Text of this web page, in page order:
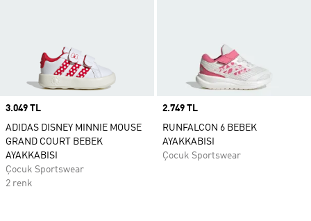
Price
3.049 TL
ADIDAS DISNEY MINNIE MOUSE
GRAND COURT BEBEK
AYAKKABISI
Çocuk Sportswear
2 renk
Price
2.749 TL
RUNFALCON 6 BEBEK
AYAKKABISI
Çocuk Sportswear